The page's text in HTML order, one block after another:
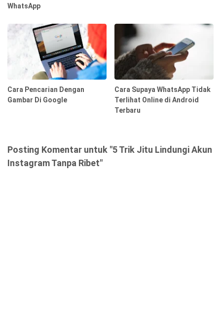
WhatsApp
Cara Pencarian Dengan
Gambar Di Google
Cara Supaya WhatsApp Tidak
Terlihat Online di Android
Terbaru
Posting Komentar untuk "5 Trik Jitu Lindungi Akun
Instagram Tanpa Ribet"